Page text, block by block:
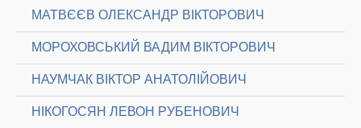
МАТВЄЄВ ОЛЕКСАНДР ВІКТОРОВИЧ
МОРОХОВСЬКИЙ ВАДИМ ВІКТОРОВИЧ
НАУМЧАК ВІКТОР АНАТОЛІЙОВИЧ
НІКОГОСЯН ЛЕВОН РУБЕНОВИЧ